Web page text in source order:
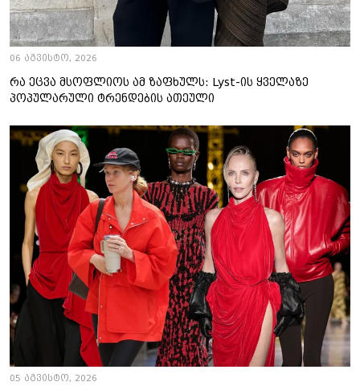
06 აგვისტო, 2026
რა ეცვა მსოფლიოს ამ ზაფხულს: Lyst-ის ყველაზე
პოპულარული ტრენდების ათეული
05 აგვისტო, 2026